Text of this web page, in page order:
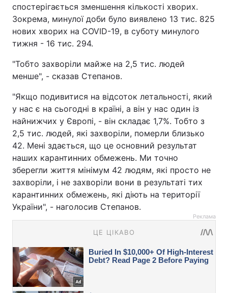
спостерігається зменшення кількості хворих.
Зокрема, минулої доби було виявлено 13 тис. 825
нових хворих на COVID-19, в суботу минулого
тижня - 16 тис. 294.
"Тобто захворіли майже на 2,5 тис. людей
менше", - сказав Степанов.
"Якщо подивитися на відсоток летальності, який
у нас є на сьогодні в країні, а він у нас один із
найнижчих у Європі, - він складає 1,7%. Тобто з
2,5 тис. людей, які захворіли, померли близько
42. Мені здається, що це основний результат
наших карантинних обмежень. Ми точно
зберегли життя мінімум 42 людям, які просто не
захворіли, і не захворіли вони в результаті тих
карантинних обмежень, які діють на території
України", - наголосив Степанов.
Реклама